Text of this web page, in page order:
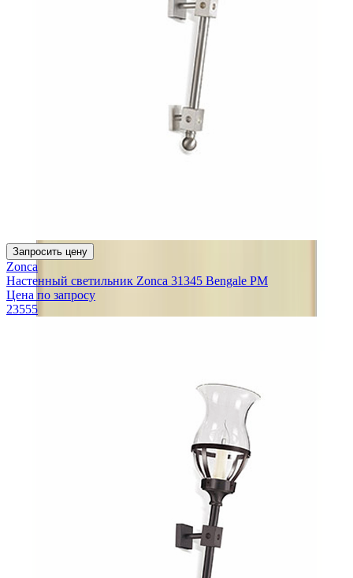
Запросить цену
Zonca
Настенный светильник Zonca 31345 Bengale PM
Цена по запросу
23555